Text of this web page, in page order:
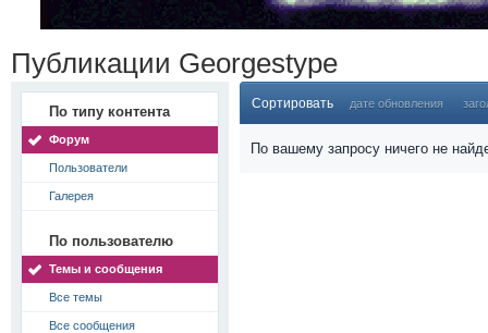
Публикации Georgestype
По типу контента
Форум
Пользователи
Галерея
По пользователю
Темы и сообщения
Все темы
Все сообщения
Сортировать дате обновления
По вашему запросу ничего не